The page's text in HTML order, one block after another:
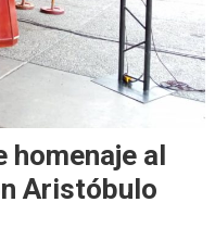
homenaje al
Aristóbulo